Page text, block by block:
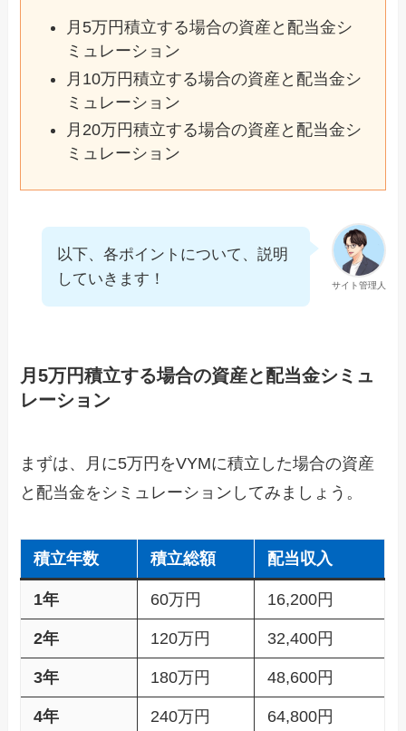
月5万円積立する場合の資産と配当金シ
ミュレーション
月10万円積立する場合の資産と配当金シ
ミュレーション
月20万円積立する場合の資産と配当金シ
ミュレーション
サイト管理人
以下、各ポイントについて、説明
していきます！
月5万円積立する場合の資産と配当金シミュ
レーション
まずは、月に5万円をVYMに積立した場合の資産
と配当金をシミュレーションしてみましょう。
積立年数 積立総額 配当収入
1年 60万円 16,200円
2年 120万円 32,400円
3年 180万円 48,600円
4年 240万円 64,800円